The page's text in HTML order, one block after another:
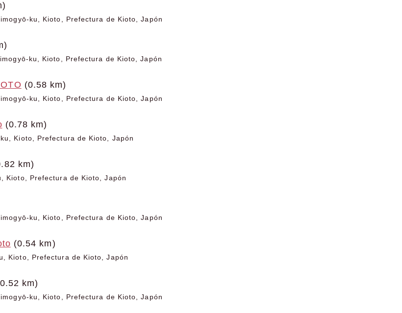
ku, Kioto, Prefectura de Kioto, Japón
ku, Kioto, Prefectura de Kioto, Japón
(0.58 km)
ku, Kioto, Prefectura de Kioto, Japón
(0.78 km)
Kioto, Prefectura de Kioto, Japón
km)
Kioto, Prefectura de Kioto, Japón
ku, Kioto, Prefectura de Kioto, Japón
(0.54 km)
Kioto, Prefectura de Kioto, Japón
km)
ku, Kioto, Prefectura de Kioto, Japón